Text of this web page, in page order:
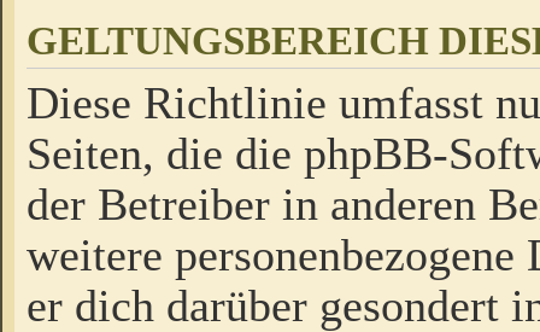
GELTUNGSBEREICH
Diese Richtlinie umfasst
Seiten, die die phpBB-
der Betreiber in anderen
weitere
er dich darüber gesondert